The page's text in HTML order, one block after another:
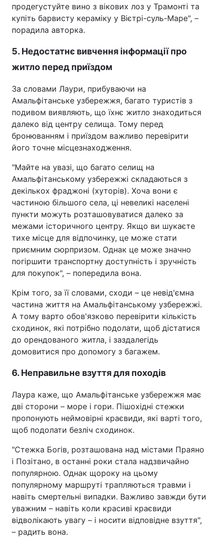
продегустуйте вино з вікових лоз у Трамонті та
купіть барвисту кераміку у Вієтрі-суль-Маре", –
порадила авторка.
5. Недостатнє вивчення інформації про
житло перед приїздом
За словами Лаури, прибуваючи на
Амальфітанське узбережжя, багато туристів з
подивом виявляють, що їхнє житло знаходиться
далеко від центру селища. Тому перед
бронюванням і приїздом важливо перевірити
його точне місцезнаходження.
"Майте на увазі, що багато селищ на
Амальфітанському узбережжі складаються з
декількох фраджоні (хуторів). Хоча вони є
частиною більшого села, ці невеликі населені
пункти можуть розташовуватися далеко за
межами історичного центру. Якщо ви шукаєте
тихе місце для відпочинку, це може стати
приємним сюрпризом. Однак це може значно
погіршити транспортну доступність і зручність
для покупок", – попередила вона.
Крім того, за її словами, сходи – це невід'ємна
частина життя на Амальфітанському узбережжі.
А тому варто обов'язково перевірити кількість
сходинок, які потрібно подолати, щоб дістатися
до орендованого житла, і заздалегідь
домовитися про допомогу з багажем.
6. Неправильне взуття для походів
Лаура каже, що Амальфітанське узбережжя має
дві сторони – море і гори. Пішохідні стежки
пропонують неймовірні краєвиди, які варті того,
щоб подолати безліч сходинок.
"Стежка Богів, розташована над містами Праяно
і Позітано, в останні роки стала надзвичайно
популярною. Однак щороку на цьому
популярному маршруті трапляються травми і
навіть смертельні випадки. Важливо завжди бути
уважним – навіть коли красиві краєвиди
відволікають увагу – і носити відповідне взуття",
– радить вона.